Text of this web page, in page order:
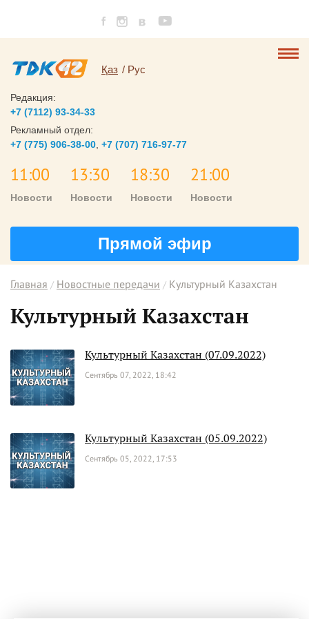
Қаз Рус
Редакция:
+7 (7112) 93-34-33
Рекламный отдел:
+7 (775) 906-38-00 +7 (707) 716-97-77
11:00
Новости
13:30
Новости
18:30
Новости
21:00
Новости
Прямой эфир
Главная Новостные передачи Культурный Казахстан
Культурный Казахстан
Культурный Казахстан (07.09.2022)
Сентябрь 07, 2022, 18:42
Культурный Казахстан (05.09.2022)
Сентябрь 05, 2022, 17:53